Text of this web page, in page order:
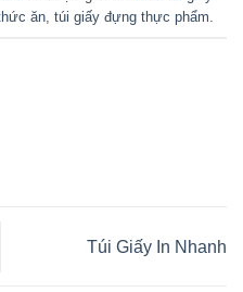
ăn, túi giấy đựng thực phẩm.
Túi Giấy In Nhanh